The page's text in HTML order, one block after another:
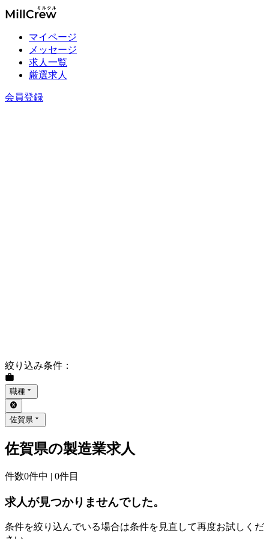
マイページ
メッセージ
求人一覧
厳選求人
会員登録
絞り込み条件 ：
職種
佐賀県
佐賀県の製造業求人
件数0件中 | 0件目
求人が見つかりませんでした。
条件を絞り込んでいる場合は条件を見直して再度お試しくだ